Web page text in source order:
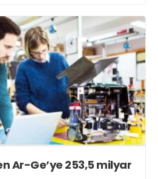
Ar-Ge’ye 253,5 milyar